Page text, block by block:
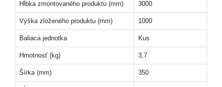
Hĺbka zmontovaného produktu (mm) 3000
Výška zloženého produktu (mm) 1000
Baliaca jednotka Kus
Hmotnosť (kg) 3,7
Šírka (mm) 350